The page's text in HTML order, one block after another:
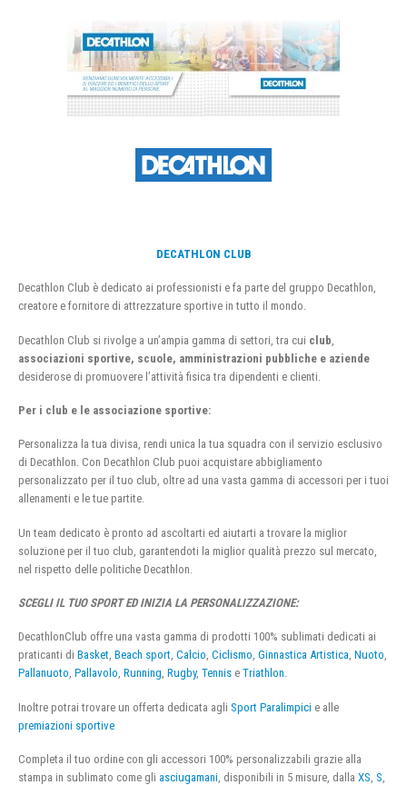
DECATHLON CLUB
Decathlon Club è dedicato ai professionisti e fa parte del gruppo Decathlon,
creatore e fornitore di attrezzature sportive in tutto il mondo.
Decathlon Club si rivolge a un’ampia gamma di settori, tra cui club
associazioni sportive, scuole, amministrazioni pubbliche e aziende
desiderose di promuovere l’attività fisica tra dipendenti e clienti.
Per i club e le associazione sportive:
Personalizza la tua divisa, rendi unica la tua squadra con il servizio esclusivo
di Decathlon. Con Decathlon Club puoi acquistare abbigliamento
personalizzato per il tuo club, oltre ad una vasta gamma di accessori per i tuoi
allenamenti e le tue partite.
Un team dedicato è pronto ad ascoltarti ed aiutarti a trovare la miglior
soluzione per il tuo club, garantendoti la miglior qualità prezzo sul mercato,
nel rispetto delle politiche Decathlon.
SCEGLI IL TUO SPORT ED INIZIA LA PERSONALIZZAZIONE:
DecathlonClub offre una vasta gamma di prodotti 100% sublimati dedicati ai
praticanti di Basket, Beach sport, Calcio, Ciclismo, Ginnastica Artistica, Nuoto,
Pallanuoto, Pallavolo, Running, Rugby, Tennis e Triathlon.
Inoltre potrai trovare un offerta dedicata agli Sport Paralimpici e alle
premiazioni sportive
Completa il tuo ordine con gli accessori 100% personalizzabili grazie alla
stampa in sublimato come gli asciugamani , disponibili in 5 misure, dalla XS S